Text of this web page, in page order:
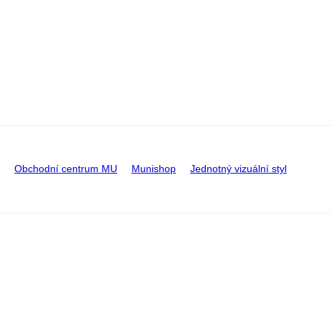
Obchodní centrum MU Munishop Jednotný vizuální styl